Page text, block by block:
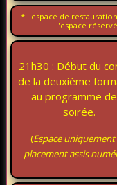
*L'espace de
l'espace
21h30 : Début du
de la deuxième
au programme
soirée.
(Espace
placement assis